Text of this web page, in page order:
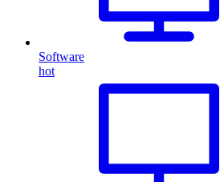
Software
hot